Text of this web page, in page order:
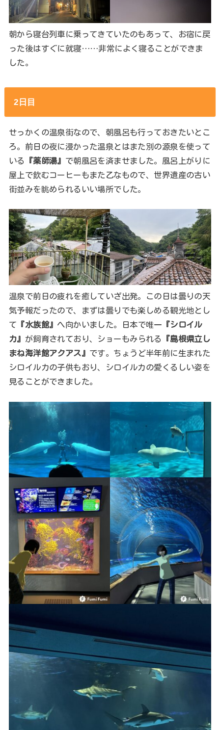
朝から寝台列車に乗ってきていたのもあって、お宿に戻
った後はすぐに就寝……非常によく寝ることができま
した。
2日目
せっかくの温泉街なので、朝風呂も行っておきたいとこ
ろ。前日の夜に浸かった温泉とはまた別の源泉を使って
いる
『薬師湯』 で朝風呂を済ませました。風呂上がりに
屋上で飲むコーヒーもまた乙なもので、世界遺産の古い
街並みを眺められるいい場所でした。
温泉で前日の疲れを癒していざ出発。この日は曇りの天
気予報だったので、まずは曇りでも楽しめる観光地とし
て 『水族館』 へ向かいました。日本で唯一 『シロイル
カ』 が飼育されており、ショーもみられる
『島根県立し
まね海洋館アクアス』 です。ちょうど半年前に生まれた
シロイルカの子供もおり、シロイルカの愛くるしい姿を
見ることができました。